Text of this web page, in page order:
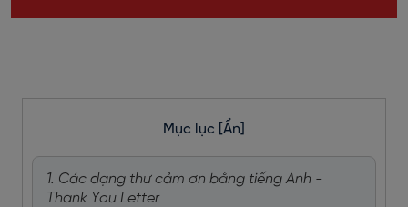
Mục lục [Ẩn]
1. Các dạng thư cảm ơn bằng tiếng Anh -
Thank You Letter